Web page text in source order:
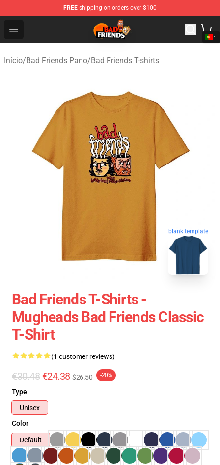
FREE shipping on orders over $100
Open menu
Bad Friends Shop - Official Bad Friends Merchandise
Início/Bad Friends Pano/Bad Friends T-shirts
blank template
Bad Friends T-Shirts -
Mugheads Bad Friends Classic
T-Shirt
(1 customer reviews)
€30.48 €24.38 $26.50 -20%
Type
Unisex
Color
Default